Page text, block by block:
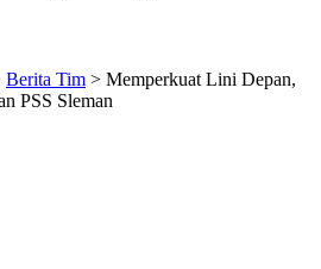
Berita Tim > Memperkuat Lini Depan,
PSS Sleman